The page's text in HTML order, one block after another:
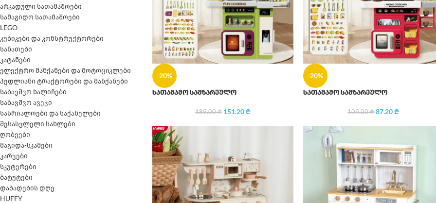
არკადული სათამაშოები
სამაგიდო სათამაშოები
LEGO
კუბიკები და კონსტრუქტორები
სანათები
კატანები
ელექტრო მანქანები და მოტოციკლები
პედლიანი ტრაქტორები და მანქანები
საბავშვო ხალიჩები
საბავშვო ავეჯი
სასრიალოები და საქანელები
შესასვლელი სახლები
ღობეები
მაგიდა-სკამები
კარვები
სკუტერები
ბატუტები
დაბადების დღე
HUFFY
-20%
სათამაშო სამზარეულო
189.00₾ 151.20₾
-20%
სათამაშო სამზარეულო
109.00₾ 87.20₾